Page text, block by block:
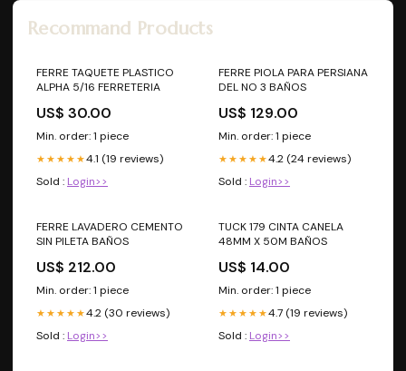
Recommand Products
FERRE TAQUETE PLASTICO
ALPHA 5/16 FERRETERIA
US$ 30.00
Min. order: 1 piece
★★★★★4.1 (19 reviews)
Sold : Login>>
FERRE PIOLA PARA PERSIANA
DEL NO 3 BAÑOS
US$ 129.00
Min. order: 1 piece
★★★★★4.2 (24 reviews)
Sold : Login>>
FERRE LAVADERO CEMENTO
SIN PILETA BAÑOS
US$ 212.00
Min. order: 1 piece
★★★★★4.2 (30 reviews)
Sold : Login>>
TUCK 179 CINTA CANELA
48MM X 50M BAÑOS
US$ 14.00
Min. order: 1 piece
★★★★★4.7 (19 reviews)
Sold : Login>>